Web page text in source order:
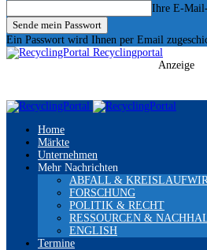
Ihre E-
Ein Passwort wird Ihnen per Email
Recyclingportal
Anzeige
Home
Märkte
Unternehmen
Mehr Nachrichten
ABFALL &
FORSCHUNG
POLITIK & RECHT
RESSOURCEN &
ENGLISH
Termine